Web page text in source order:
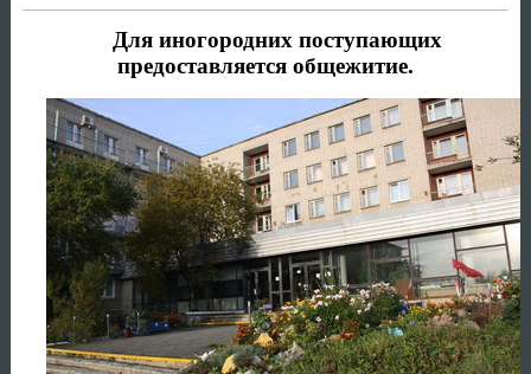
Для иногородних поступающих
предоставляется общежитие.